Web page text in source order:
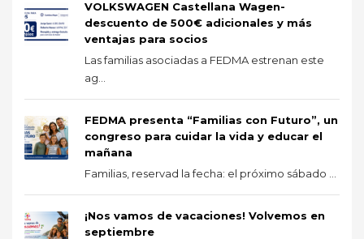
VOLKSWAGEN Castellana Wagen-
descuento de 500€ adicionales y más
ventajas para socios
Las familias asociadas a FEDMA estrenan este
ag...
FEDMA presenta “Familias con Futuro”, un
congreso para cuidar la vida y educar el
mañana
Familias, reservad la fecha: el próximo sábado ...
¡Nos vamos de vacaciones! Volvemos en
septiembre